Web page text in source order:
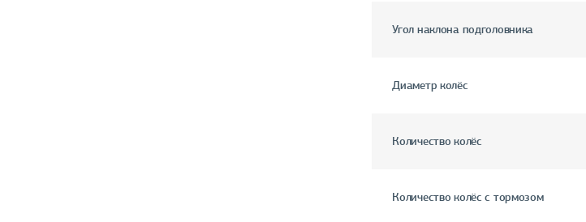
Угол наклона подголовника
Диаметр колёс
Количество колёс
Количество колёс с тормозом